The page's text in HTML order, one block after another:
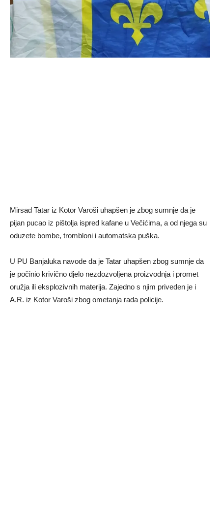
Mirsad Tatar iz Kotor Varoši uhapšen je zbog sumnje da je
pijan pucao iz pištolja ispred kafane u Večićima, a od njega su
oduzete bombe, trombloni i automatska puška.
U PU Banjaluka navode da je Tatar uhapšen zbog sumnje da
je počinio krivično djelo nezdozvoljena proizvodnja i promet
oružja ili eksplozivnih materija. Zajedno s njim priveden je i
A.R. iz Kotor Varoši zbog ometanja rada policije.